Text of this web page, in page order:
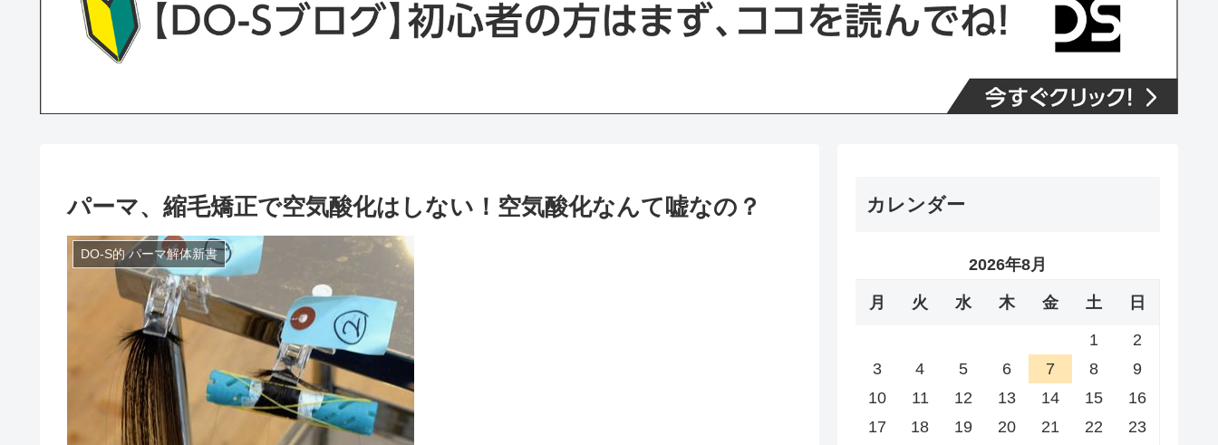
パーマ、縮毛矯正で空気酸化はしない！空気酸化なんて嘘なの？
DO-S的 パーマ解体新書
カレンダー
2026年8月
月 火 水 木 金 土 日
1
2
3
4 5 6 7 8
9
10
11 12 13 14 15
16
17
18 19 20 21 22
23